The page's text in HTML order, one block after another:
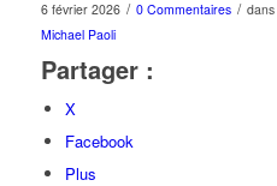
6 février 2026 / 0 Commentaires / dans
Michael Paoli
Partager :
X
Facebook
Plus